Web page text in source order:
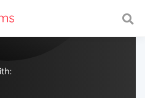
with a fast and